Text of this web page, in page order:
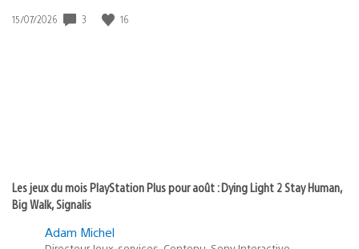
Date
15/07/2026 3 16
Les jeux du mois PlayStation Plus pour août : Dying Light 2 Stay Human,
Big Walk, Signalis
Adam Michel